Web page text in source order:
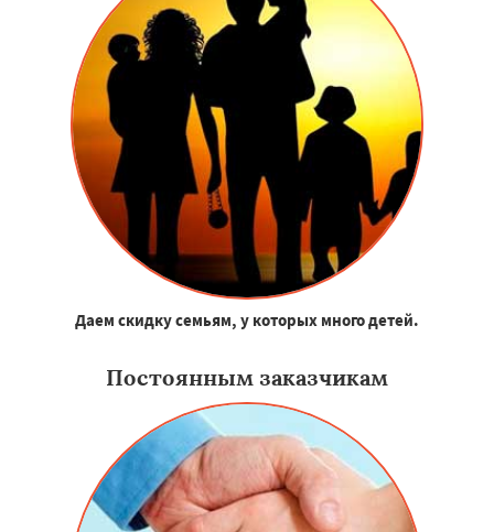
Даем скидку семьям, у которых много детей.
Постоянным заказчикам